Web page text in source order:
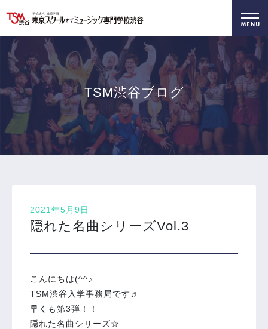
学科・専攻 資料請求 オープンキャンパス
TSM渋谷ブログ
2021年5月9日
隠れた名曲シリーズVol.3
こんにちは(^^♪
TSM渋谷入学事務局です♬
早くも第3弾！！
隠れた名曲シリーズ☆